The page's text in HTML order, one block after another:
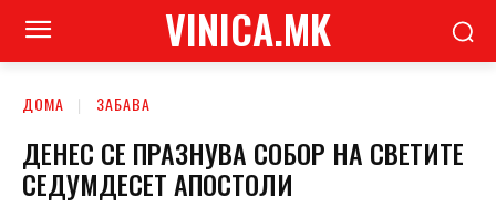
VINICA.MK
ДОМА ЗАБАВА
ДЕНЕС СЕ ПРАЗНУВА СОБОР НА СВЕТИТЕ
СЕДУМДЕСЕТ AПОСТОЛИ